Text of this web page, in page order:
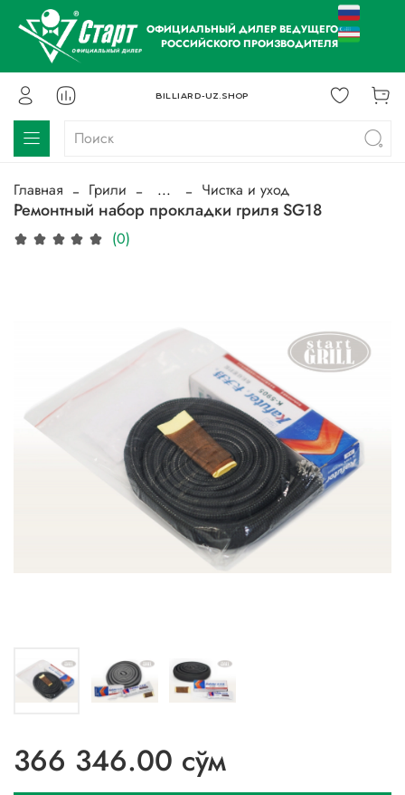
ОФИЦИАЛЬНЫЙ ДИЛЕР ВЕДУЩЕГО
РОССИЙСКОГО ПРОИЗВОДИТЕЛЯ
BILLIARD-UZ.SHOP
Главная Грили ... Чистка и уход
Ремонтный набор прокладки гриля SG18
(0)
366 346.00 сўм